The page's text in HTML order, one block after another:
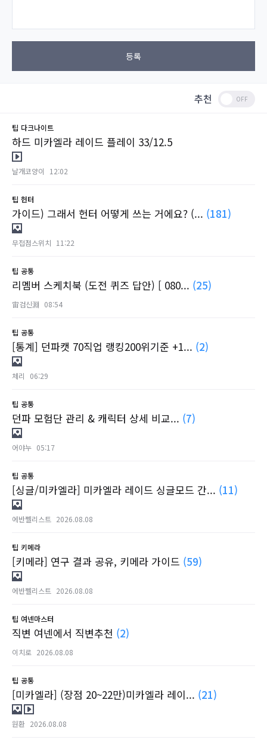
등록
추천
팁 다크나이트
하드 미카엘라 레이드 플레이 33/12.5
날개코양이 12:02
팁 헌터
가이드) 그래서 헌터 어떻게 쓰는 거에요? (... (181)
무접점스위치 11:22
팁 공통
리멤버 스케치북 (도전 퀴즈 답안) [ 080... (25)
宙검신淵 08:54
팁 공통
[통계] 던파캣 70직업 랭킹200위기준 +1... (2)
체리 06:29
팁 공통
던파 모험단 관리 & 캐릭터 상세 비교... (7)
어야누 05:17
팁 공통
[싱글/미카엘라] 미카엘라 레이드 싱글모드 간... (11)
에반쩰리스트 2026.08.08
팁 키메라
[키메라] 연구 결과 공유, 키메라 가이드 (59)
에반쩰리스트 2026.08.08
팁 여넨마스터
직변 여넨에서 직변추천 (2)
이치로 2026.08.08
팁 공통
[미카엘라] (장점 20~22만)미카엘라 레이... (21)
원환 2026.08.08